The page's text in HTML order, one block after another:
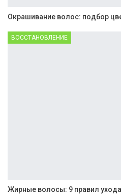
Окрашивание волос: подбор
ВОССТАНОВЛЕНИЕ
Жирные волосы: 9 правил ухода